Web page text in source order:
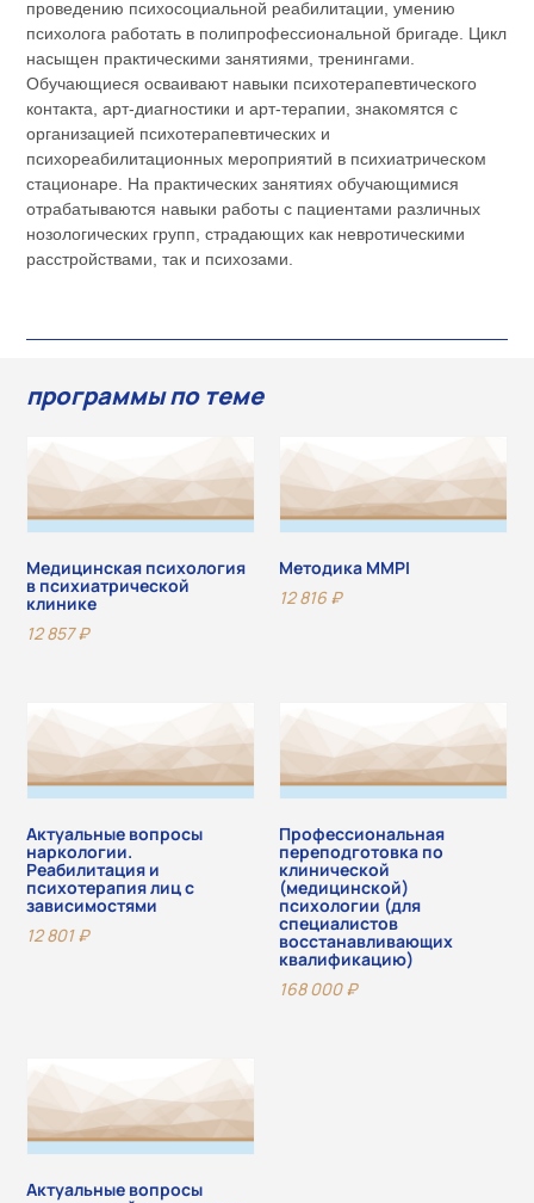
проведению психосоциальной реабилитации, умению
психолога работать в полипрофессиональной бригаде. Цикл
насыщен практическими занятиями, тренингами.
Обучающиеся осваивают навыки психотерапевтического
контакта, арт-диагностики и арт-терапии, знакомятся с
организацией психотерапевтических и
психореабилитационных мероприятий в психиатрическом
стационаре. На практических занятиях обучающимися
отрабатываются навыки работы с пациентами различных
нозологических групп, страдающих как невротическими
расстройствами, так и психозами.
программы по теме
Медицинская психология
в психиатрической
клинике
12 857₽
Методика MMPI
12 816 ₽
Актуальные вопросы
наркологии.
Реабилитация и
психотерапия лиц с
зависимостями
12 801₽
Профессиональная
переподготовка по
клинической
(медицинской)
психологии (для
специалистов
восстанавливающих
квалификацию)
168 000₽
Актуальные вопросы